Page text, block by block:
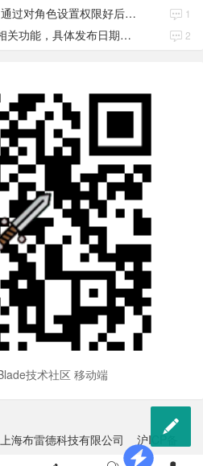
创建用户后，分配对应角色，通过对角色设置权限好后，登录当前用户后。查看不到当前已分配对应角色权限数据 1
急需bladex-ai的1.8.0的skills相关功能，具体发布日期是多少号 2
技术社区 移动端
上海布雷德科技有限公司
沪ICP备
